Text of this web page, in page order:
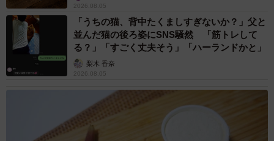
2026.08.05
「うちの猫、背中たくましすぎないか？」父と
並んだ猫の後ろ姿にSNS騒然 「筋トレして
る？」「すごく丈夫そう」「ハーランドかと」
梨木 香奈
2026.08.05